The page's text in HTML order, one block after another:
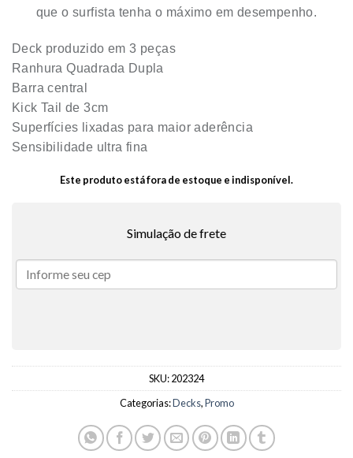
que o surfista tenha o máximo em desempenho.
Deck produzido em 3 peças
Ranhura Quadrada Dupla
Barra central
Kick Tail de 3cm
Superfícies lixadas para maior aderência
Sensibilidade ultra fina
Este produto está fora de estoque e indisponível.
Simulação de frete
SKU:202324
Categorias:Decks,Promo